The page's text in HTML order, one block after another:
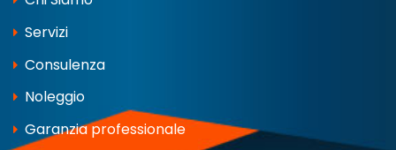
Servizi
Consulenza
Noleggio
Garanzia professionale